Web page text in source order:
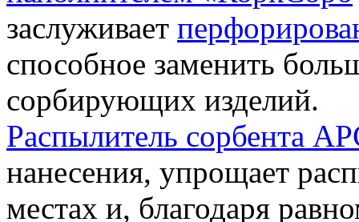
заслуживает
способное заменить
сорбирующих изделий.
Распылитель сорбента
нанесения, упрощает
местах и, благодаря